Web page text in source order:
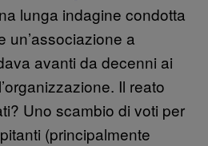
lunga indagine condotta
un’associazione a
avanti da decenni ai
Il reato
Uno scambio di voti per
(principalmente